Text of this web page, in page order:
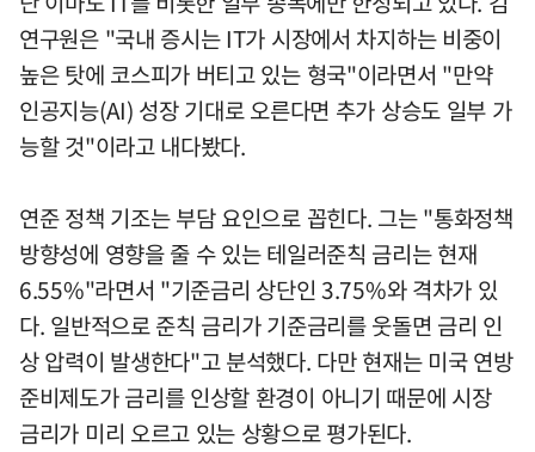
연구원은 "국내 증시는 IT가 시장에서 차지하는 비중이
높은 탓에 코스피가 버티고 있는 형국"이라면서 "만약
인공지능(AI) 성장 기대로 오른다면 추가 상승도 일부 가
능할 것"이라고 내다봤다.
연준 정책 기조는 부담 요인으로 꼽힌다. 그는 "통화정책
방향성에 영향을 줄 수 있는 테일러준칙 금리는 현재
6.55%"라면서 "기준금리 상단인 3.75%와 격차가 있
다. 일반적으로 준칙 금리가 기준금리를 웃돌면 금리 인
상 압력이 발생한다"고 분석했다. 다만 현재는 미국 연방
준비제도가 금리를 인상할 환경이 아니기 때문에 시장
금리가 미리 오르고 있는 상황으로 평가된다.